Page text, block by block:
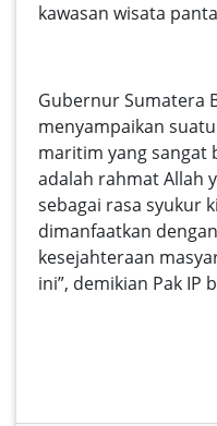
kawasan wisata
Gubernur Sumatera
menyampaikan
maritim yang sangat
adalah rahmat Allah
sebagai rasa syukur
dimanfaatkan
kesejahteraan
ini”, demikian Pak IP